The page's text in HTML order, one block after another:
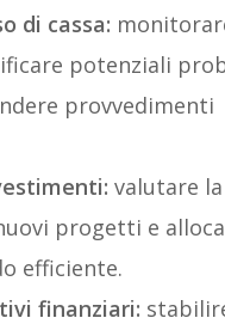
di cassa:
potenziali
provvedimenti
valutare la
progetti e
efficiente.
finanziari: